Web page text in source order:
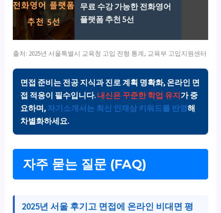
무료 수강 가능한 전화영어
플랫폼 추천 5선
출처: 2025년 서울특별시 교육청 고입 전형 통계, 교육부 고입지원센터
면접 준비는 전공 지식과 진로 계획 명확화, 온라인 면
접 적응이 필수입니다. 내신은 꾸준한 학업 유지가 중
요하며, 자기소개서는 최신 인재상 키워드를 반영해
차별화하세요.
자주 묻는 질문 (FAQ)
2025년 서울 후기고 면접에 온라인 비대면 평